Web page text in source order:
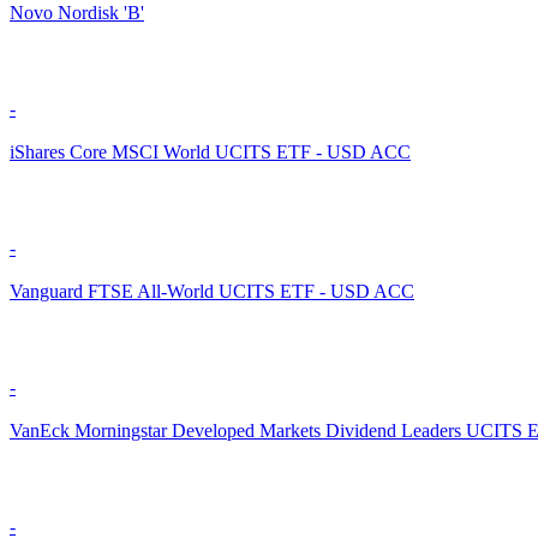
Novo Nordisk 'B'
-
iShares Core MSCI World UCITS ETF - USD ACC
-
Vanguard FTSE All-World UCITS ETF - USD ACC
-
VanEck Morningstar Developed Markets Dividend Leaders UCITS
-